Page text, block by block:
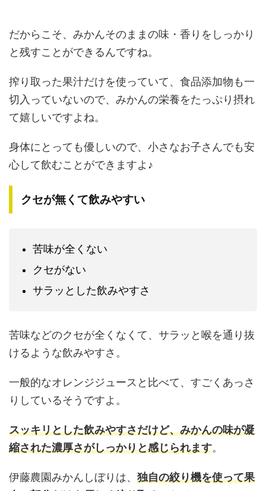
だからこそ、みかんそのままの味・香りをしっかり
と残すことができるんですね。
搾り取った果汁だけを使っていて、食品添加物も一
切入っていないので、みかんの栄養をたっぷり摂れ
て嬉しいですよね。
身体にとっても優しいので、小さなお子さんでも安
心して飲むことができますよ♪
クセが無くて飲みやすい
苦味が全くない
クセがない
サラッとした飲みやすさ
苦味などのクセが全くなくて、サラッと喉を通り抜
けるような飲みやすさ。
一般的なオレンジジュースと比べて、すごくあっさ
りしているそうですよ。
スッキリとした飲みやすさだけど、みかんの味が凝
縮された濃厚さがしっかりと感じられます。
伊藤農園みかんしぼりは、 独自の絞り機を使って果